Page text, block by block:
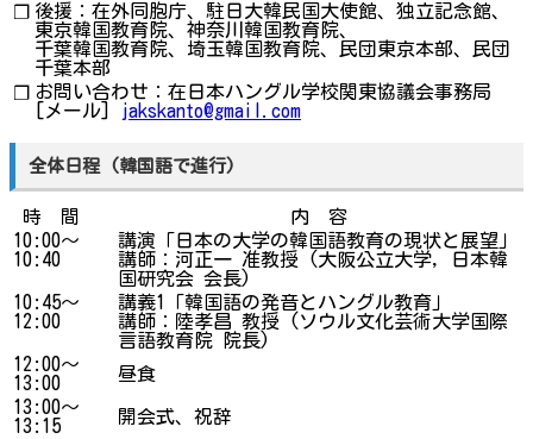
❐ 後援：在外同胞庁、駐日大韓民国大使館、独立記念館、
東京韓国教育院、神奈川韓国教育院、
千葉韓国教育院、埼玉韓国教育院、民団東京本部、民団
千葉本部
❐ お問い合わせ：在日本ハングル学校関東協議会事務局
[メール]
jakskanto@gmail.com
全体日程 (韓国語で進行)
時 間
内 容
10:00～
10:40
講演「日本の大学の韓国語教育の現状と展望」
講師：河正一 准教授 (大阪公立大学, 日本韓
国研究会 会長)
10:45～
12:00
講義1「韓国語の発音とハングル教育」
講師：陸孝昌 教授 (ソウル文化芸術大学国際
言語教育院 院長)
12:00～
13:00
昼食
13:00～
13:15
開会式、祝辞